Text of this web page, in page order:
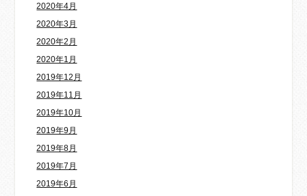
2020年4月
2020年3月
2020年2月
2020年1月
2019年12月
2019年11月
2019年10月
2019年9月
2019年8月
2019年7月
2019年6月